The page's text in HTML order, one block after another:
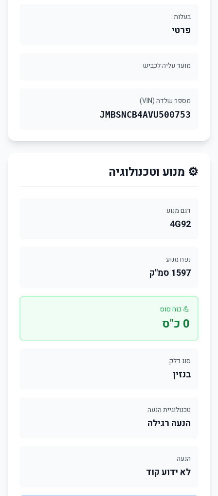
בעלות
פרטי
מועד עליה לכביש
מספר שלדה (VIN)
JMBSNCB4AVU500753
⚙️ מנוע וטכנולוגיה
דגם מנוע
4G92
נפח מנוע
1597 סמ"ק
💪 כוח סוס
0 כ"ס
סוג דלק
בנזין
טכנולוגיית הנעה
הנעה רגילה
הנעה
לא ידוע קוד